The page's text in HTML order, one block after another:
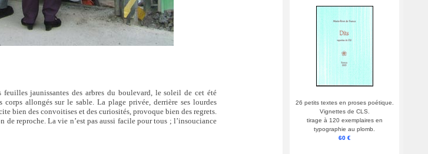
jaunissantes des arbres du boulevard, le soleil de cet été
allongés sur le sable. La plage privée, derrière ses lourdes
bien des convoitises et des curiosités, provoque bien des regrets.
de reproche. La vie n’est pas aussi facile pour tous ; l’insouciance
26 petits textes en proses poétique.
Vignettes de CLS.
tirage à 120 exemplaires en
typographie au plomb.
60 €